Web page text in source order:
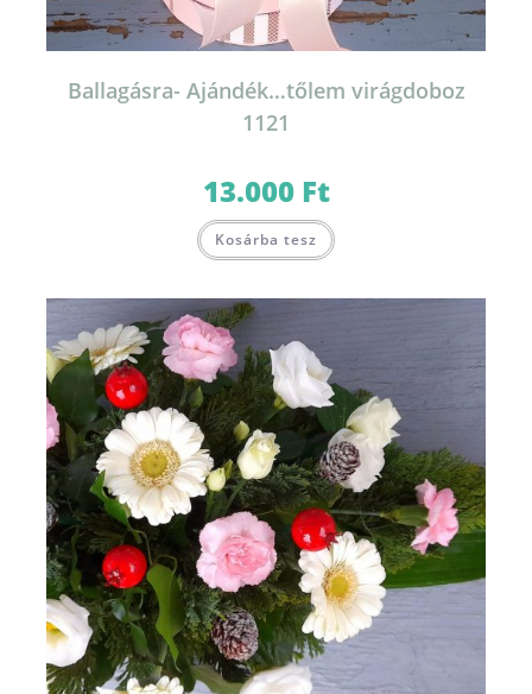
Ballagásra- Ajándék…tőlem virágdoboz
1121
13.000 Ft
Kosárba tesz